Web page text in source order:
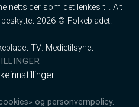
nettsider som det lenkes til. Alt
2026 © Folkebladet.
TV: Medietilsynet
og personvernpolicy.